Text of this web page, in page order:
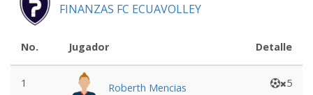
FINANZAS FC ECUAVOLLEY
No. Jugador Detalle
1 Roberth Mencias 5